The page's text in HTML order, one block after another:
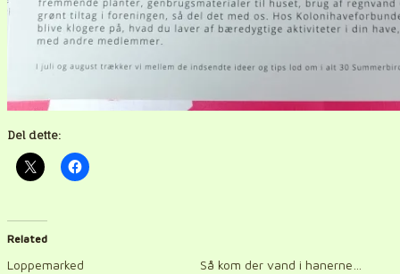
Del dette:
Related
Loppemarked
Så kom der vand i hanerne…